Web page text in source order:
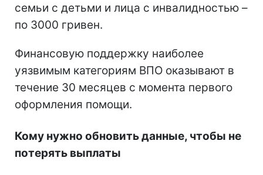
семьи с детьми и лица с инвалидностью –
по 3000 гривен.
Финансовую поддержку наиболее
уязвимым категориям ВПО оказывают в
течение 30 месяцев с момента первого
оформления помощи.
Кому нужно обновить данные, чтобы не
потерять выплаты